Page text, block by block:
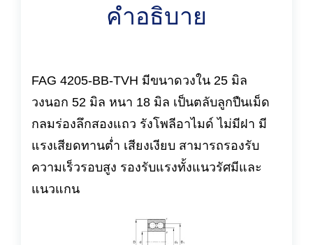
คำอธิบาย
FAG 4205-BB-TVH มีขนาดวงใน 25 มิล
วงนอก 52 มิล หนา 18 มิล เป็นตลับลูกปืนเม็ด
กลมร่องลึกสองแถว รังโพลีอาไมด์ ไม่มีฝา มี
แรงเสียดทานต่ำ เสียงเงียบ สามารถรองรับ
ความเร็วรอบสูง รองรับแรงทั้งแนวรัศมีและ
แนวแกน